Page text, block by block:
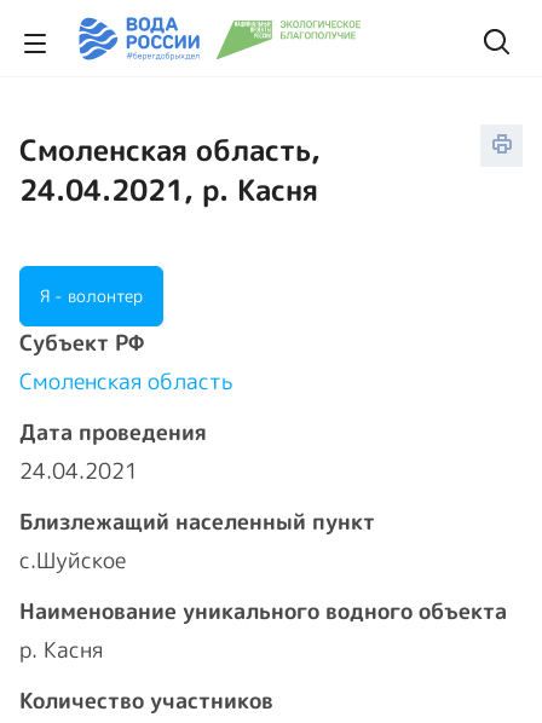
Смоленская область,
24.04.2021, р. Касня
Я - волонтер
Cубъект РФ
Смоленская область
Дата проведения
24.04.2021
Близлежащий населенный пункт
с.Шуйское
Наименование уникального водного объекта
р. Касня
Количество участников